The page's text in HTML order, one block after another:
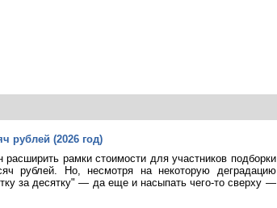
рублей (2026 год)
рамки стоимости для участников подборки
рублей. Но, несмотря на некоторую деградацию
за десятку" — да еще и насыпать чего-то сверху —